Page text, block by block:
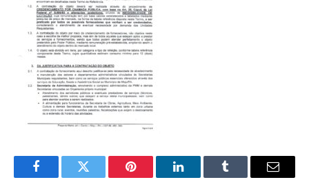
FacebookTwitter Pinterest LinkedInTumblr
E-